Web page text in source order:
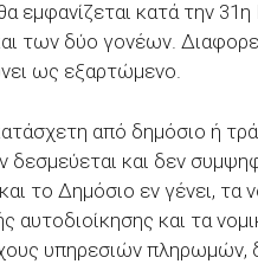
εμφανίζεται κατά την 31η
των δύο γονέων.
ως εξαρτώμενο.
από δημόσιο ή
δεσμεύεται και δεν
το Δημόσιο εν γένει, τα
αυτοδιοίκησης και τα
υπηρεσιών πληρωμών,